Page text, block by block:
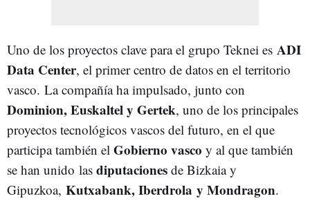
Uno de los proyectos clave para el grupo Teknei es ADI
Data Center, el primer centro de datos en el territorio
vasco. La compañía ha impulsado, junto con
Dominion, Euskaltel y Gertek, uno de los principales
proyectos tecnológicos vascos del futuro, en el que
participa también el Gobierno vasco y al que también
se han unido las diputaciones de Bizkaia y
Gipuzkoa, Kutxabank, Iberdrola y Mondragon.